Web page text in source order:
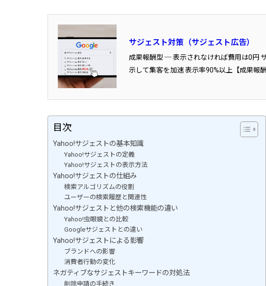
サジェスト対策（サジェスト広告）
成果報酬型 ─ 表示されなければ費用は0円
示して集客を加速 表示率90%以上【成果報
目次
Yahoo!サジェストの基本知識
Yahoo!サジェストの定義
Yahoo!サジェストの表示方法
Yahoo!サジェストの仕組み
検索アルゴリズムの役割
ユーザーの検索履歴と関連性
Yahoo!サジェストと他の検索機能の違い
Yahoo!虫眼鏡との比較
Googleサジェストとの違い
Yahoo!サジェストによる影響
ブランドへの影響
消費者行動の変化
ネガティブなサジェストキーワードの対処法
削除申請の手続き